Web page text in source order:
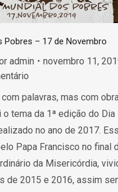
Pobres – 17 de Novembro
admin
novembro 11,
palavras, mas com
tema da 1ª edição do Dia
no ano de 2017.
Papa Francisco no final
da Misericórdia,
de 2015 e 2016, assim